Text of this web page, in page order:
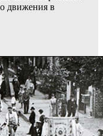
движения в